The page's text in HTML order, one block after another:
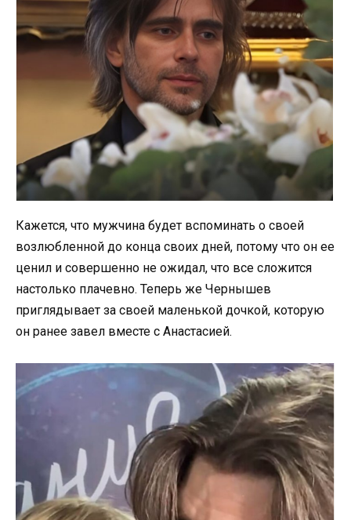
Кажется, что мужчина будет вспоминать о своей
возлюбленной до конца своих дней, потому что он ее
ценил и совершенно не ожидал, что все сложится
настолько плачевно. Теперь же Чернышев
приглядывает за своей маленькой дочкой, которую
он ранее завел вместе с Анастасией.